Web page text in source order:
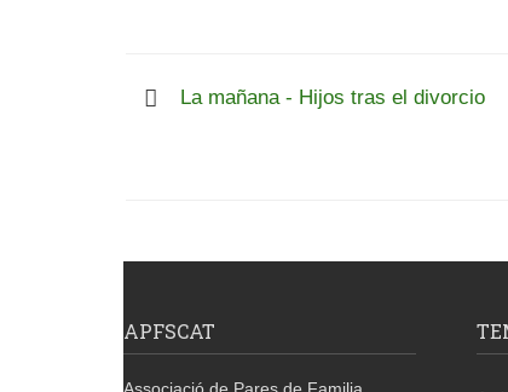
La mañana - Hijos tras el divorcio
APFSCAT